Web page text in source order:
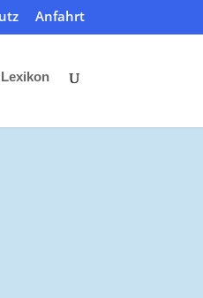
Anfahrt
Lexikon